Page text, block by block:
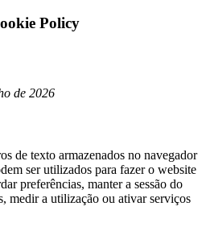
Policy
de 2026
de texto armazenados no navegador
ser utilizados para fazer o website
preferências, manter a sessão do
medir a utilização ou ativar serviços